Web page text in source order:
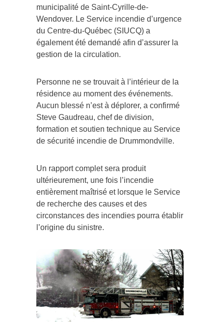
municipalité de Saint-Cyrille-de-
Wendover. Le Service incendie d’urgence
du Centre-du-Québec (SIUCQ) a
également été demandé afin d’assurer la
gestion de la circulation.
Personne ne se trouvait à l’intérieur de la
résidence au moment des événements.
Aucun blessé n’est à déplorer, a confirmé
Steve Gaudreau, chef de division,
formation et soutien technique au Service
de sécurité incendie de Drummondville.
Un rapport complet sera produit
ultérieurement, une fois l’incendie
entièrement maîtrisé et lorsque le Service
de recherche des causes et des
circonstances des incendies pourra établir
l’origine du sinistre.